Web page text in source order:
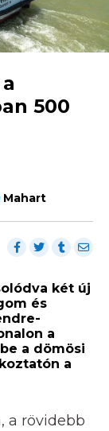
500
Mahart
két új
és
a
a dömösi
a
a rövidebb